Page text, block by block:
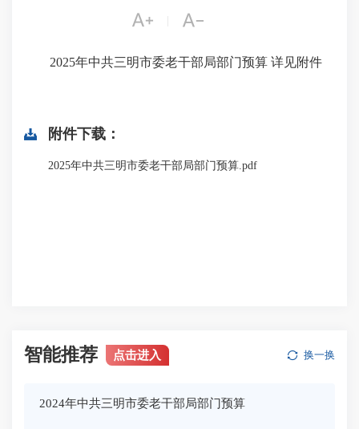
 
2025年中共三明市委老干部局部门预算 详见附件
附件下载：
2025年中共三明市委老干部局部门预算.pdf
智能推荐 点击进入 换一换
2024年中共三明市委老干部局部门预算